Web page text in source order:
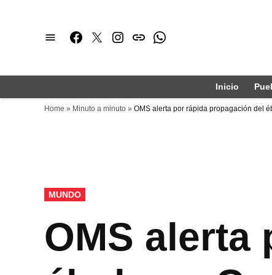
Facebook
TwitterInstagram
issuuWhatsapp
Inicio
Home » Minuto a minuto » OMS alerta por rápida propagación del
PUBLICADO
EN
MUNDO
OMS alerta